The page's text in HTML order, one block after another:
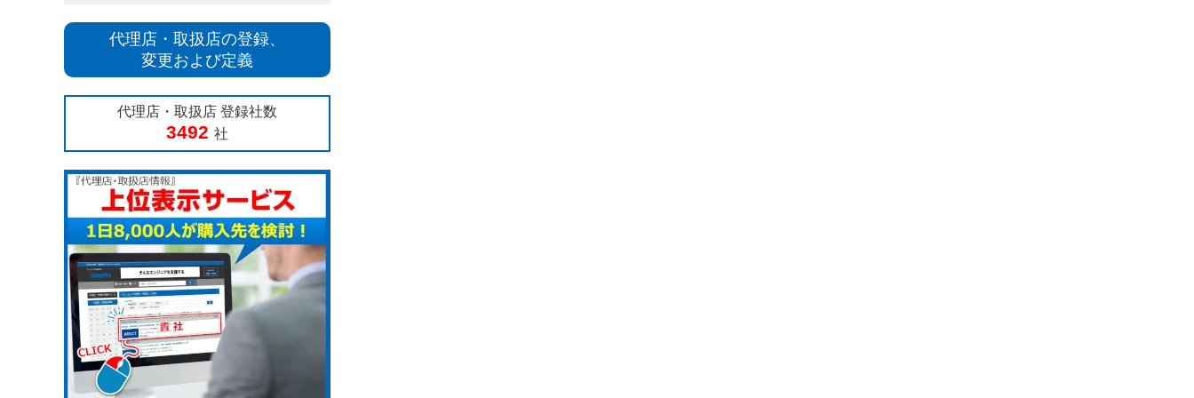
代理店・取扱店の登録、
変更および定義
代理店・取扱店 登録社数
3492 社